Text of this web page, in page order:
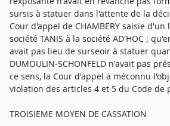
sursis à statuer dans l'attente de la
Cour d'appel de CHAMBERY saisie
société TANIS à la société AD'HOC ;
avait pas lieu de surseoir à statuer
DUMOULIN-SCHONFELD n'avait pas
ce sens, la Cour d'appel a méconnu
violation des articles 4 et 5 du Code de
TROISIEME MOYEN DE CASSATION